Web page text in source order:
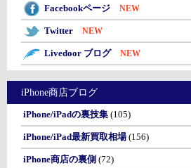
Facebookページ NEW
Twitter NEW
Livedoor ブログ NEW
iPhone商店ブログ
iPhone/iPadの裏技集(105)
iPhone/iPad最新買取相場(156)
iPhone商店の裏側 (72)